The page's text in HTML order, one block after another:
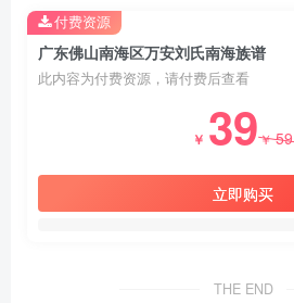
广东佛山南海区万安刘氏南海族谱
此内容为付费资源，请付费后查看
￥ 39￥59
立即购买
付费资源
THE END